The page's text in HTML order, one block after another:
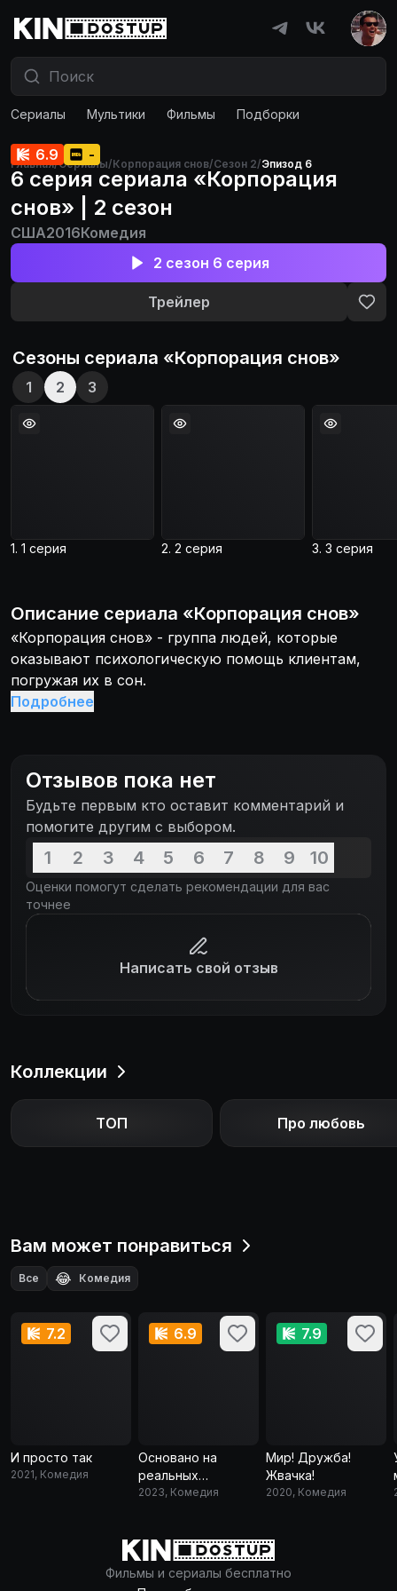
Сериалы Мультики Фильмы Подборки
Главная/Сериалы/Корпорация снов/Сезон 2/Эпизод 6
6.9 -
6 серия сериала «Корпорация
снов» | 2 сезон
США2016Комедия
2 сезон 6 серия
Трейлер
Сезоны сериала «Корпорация снов»
1 2 3
1. 1 серия 2. 2 серия 3. 3 серия
Описание сериала «Корпорация снов»
«Корпорация снов» - группа людей, которые
оказывают психологическую помощь клиентам,
погружая их в сон.
Подробнее
Отзывов пока нет
Будьте первым кто оставит комментарий и
помогите другим с выбором.
1 2 3 4 5 6 7 8 9 10
Оценки помогут сделать рекомендации для вас
точнее
Написать свой отзыв
Коллекции
ТОП Про любовь
Вам может понравиться
Все 😂 Комедия
7.2
И просто так
2021, Комедия
6.9
Основано на
реальных
событиях
2023, Комедия
7.9
Мир! Дружба!
Жвачка!
2020, Комедия
Фильмы и сериалы бесплатно